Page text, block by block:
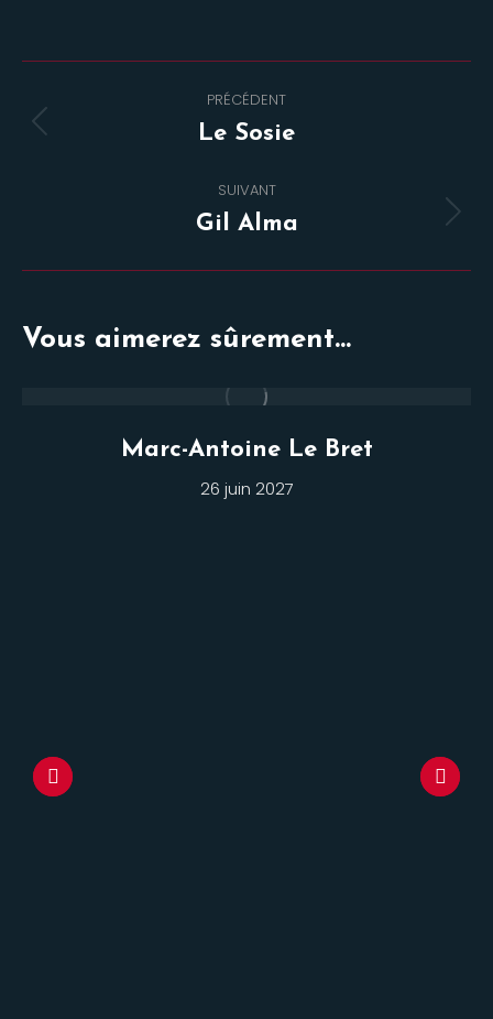
de
PRÉCÉDENT
Onglet
Le Sosie
SUIVANT
Projets
Gil Alma
Vous aimerez sûrement...
Marc-Antoine Le Bret
26 juin 2027